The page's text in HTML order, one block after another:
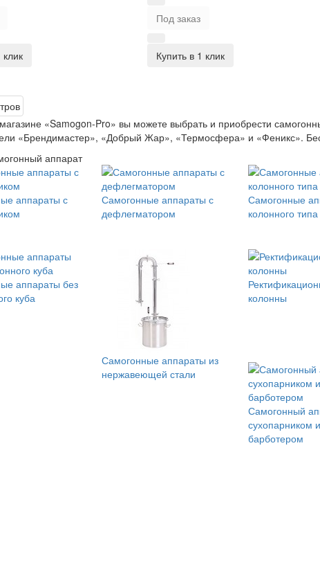
Под заказ
Купить в 1 клик
«Samogon-Pro» вы можете выбрать и приобрести
«Брендимастер», «Добрый Жар», «Термосфера» и «Феникс».
аппарат
аппараты с
Самогонные аппараты с
дефлегматором
Самогонные
колонного типа
аппараты без
куба
Самогонные аппараты из
нержавеющей стали
колонны
Самогонный
сухопарником и
барботером